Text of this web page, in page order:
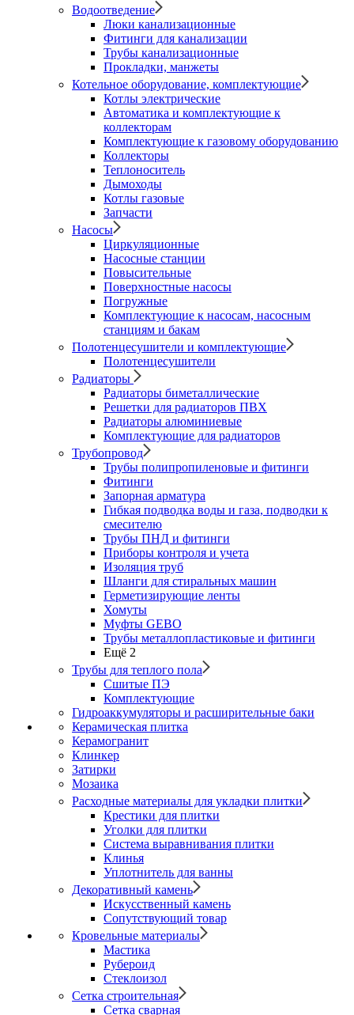
Водоотведение
Люки канализационные
Фитинги для канализации
Трубы канализационные
Прокладки, манжеты
Котельное оборудование, комплектующие
Котлы электрические
Автоматика и комплектующие к
коллекторам
Комплектующие к газовому оборудованию
Коллекторы
Теплоноситель
Дымоходы
Котлы газовые
Запчасти
Насосы
Циркуляционные
Насосные станции
Повысительные
Поверхностные насосы
Погружные
Комплектующие к насосам, насосным
станциям и бакам
Полотенцесушители и комплектующие
Полотенцесушители
Радиаторы
Радиаторы биметаллические
Решетки для радиаторов ПВХ
Радиаторы алюминиевые
Комплектующие для радиаторов
Трубопровод
Трубы полипропиленовые и фитинги
Фитинги
Запорная арматура
Гибкая подводка воды и газа, подводки к
смесителю
Трубы ПНД и фитинги
Приборы контроля и учета
Изоляция труб
Шланги для стиральных машин
Герметизирующие ленты
Хомуты
Муфты GEBO
Трубы металлопластиковые и фитинги
Ещё 2
Трубы для теплого пола
Сшитые ПЭ
Комплектующие
Гидроаккумуляторы и расширительные баки
Керамическая плитка
Керамогранит
Клинкер
Затирки
Мозаика
Расходные материалы для укладки плитки
Крестики для плитки
Уголки для плитки
Система выравнивания плитки
Клинья
Уплотнитель для ванны
Декоративный камень
Искусственный камень
Сопутствующий товар
Кровельные материалы
Мастика
Рубероид
Стеклоизол
Сетка строительная
Сетка сварная